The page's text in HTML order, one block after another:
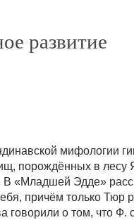
развитие
мифологии
порождённых в лесу
В «Младшей Эдде»
причём только Тюр
говорили о том, что Ф.